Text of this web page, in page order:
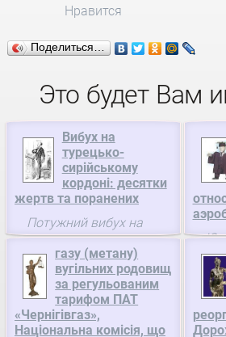
Нравится
Поделиться…
Это будет Вам
Вибух на
турецько-
сирійському
кордоні: десятки
жертв та поранених
Потужний вибух на
турецько-сирійському
кордоні забрав життя
щонайменше 12 людей.
На контрольно-
пропускному пункті
Джилвегозю в повітря
газу (метану)
вугільних родовищ
за регульованим
тарифом ПАТ
«Чернігівгаз»,
Національна комісія, що